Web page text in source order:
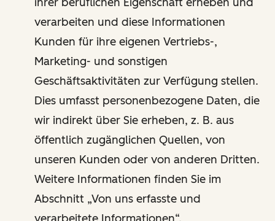
verarbeiten und diese Informationen
Kunden für ihre eigenen Vertriebs-,
Marketing- und sonstigen
Geschäftsaktivitäten zur Verfügung stellen.
Dies umfasst personenbezogene Daten, die
wir indirekt über Sie erheben, z. B. aus
öffentlich zugänglichen Quellen, von
unseren Kunden oder von anderen Dritten.
Weitere Informationen finden Sie im
Abschnitt „Von uns erfasste und